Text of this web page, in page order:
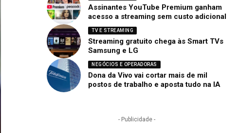
Assinantes YouTube Premium ganham
acesso a streaming sem custo adicional
TV E STREAMING
Streaming gratuito chega às Smart TVs
Samsung e LG
NEGÓCIOS E OPERADORAS
Dona da Vivo vai cortar mais de mil
postos de trabalho e aposta tudo na IA
- Publicidade -